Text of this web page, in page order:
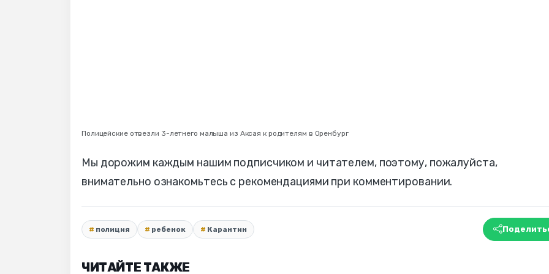
Полицейские отвезли 3-летнего малыша из Аксая к родителям в Оренбург
Мы дорожим каждым нашим подписчиком и читателем, поэтому, пожалуйста,
внимательно ознакомьтесь с рекомендациями при комментировании.
полиция ребенок Карантин
ЧИТАЙТЕ ТАКЖЕ